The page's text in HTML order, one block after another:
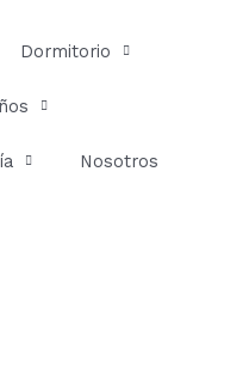
Dormitorio
Nosotros